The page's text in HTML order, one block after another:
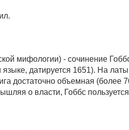
мифологии) - сочинение
языке, датируется 1651). На
достаточно объемная (более
о власти, Гоббс